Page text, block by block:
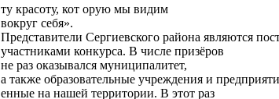
ту красоту, кот орую мы видим
вокруг себя».
Представители Сергиевского района являются
участниками конкурса. В числе призёров
не раз оказывался муниципалитет,
а также образовательные учреждения и
енные на нашей территории. В этот раз